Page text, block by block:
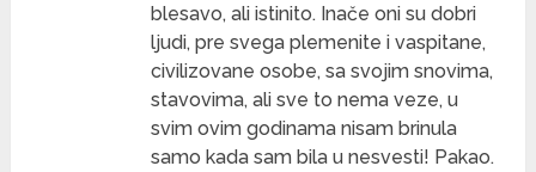
blesavo, ali istinito. Inače oni su dobri
ljudi, pre svega plemenite i vaspitane,
civilizovane osobe, sa svojim snovima,
stavovima, ali sve to nema veze, u
svim ovim godinama nisam brinula
samo kada sam bila u nesvesti! Pakao.